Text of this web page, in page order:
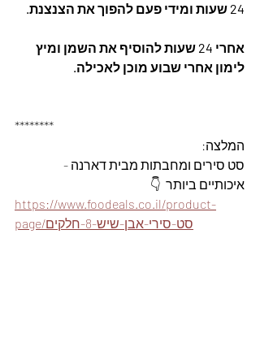
24 שעות ומידי פעם להפוך את הצנצנת.
אחרי 24 שעות להוסיף את השמן ומיץ
לימון אחרי שבוע מוכן לאכילה.
********
המלצה:
סט סירים ומחבתות מבית דארנה -
איכותיים ביותר  👇
https://www.foodeals.co.il/product-
page/סט-סירי-אבן-שיש-8-חלקים